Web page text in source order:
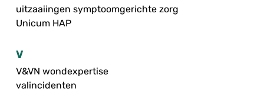
uitzaaiingen symptoomgerichte zorg
Unicum HAP
V
V&VN wondexpertise
valincidenten